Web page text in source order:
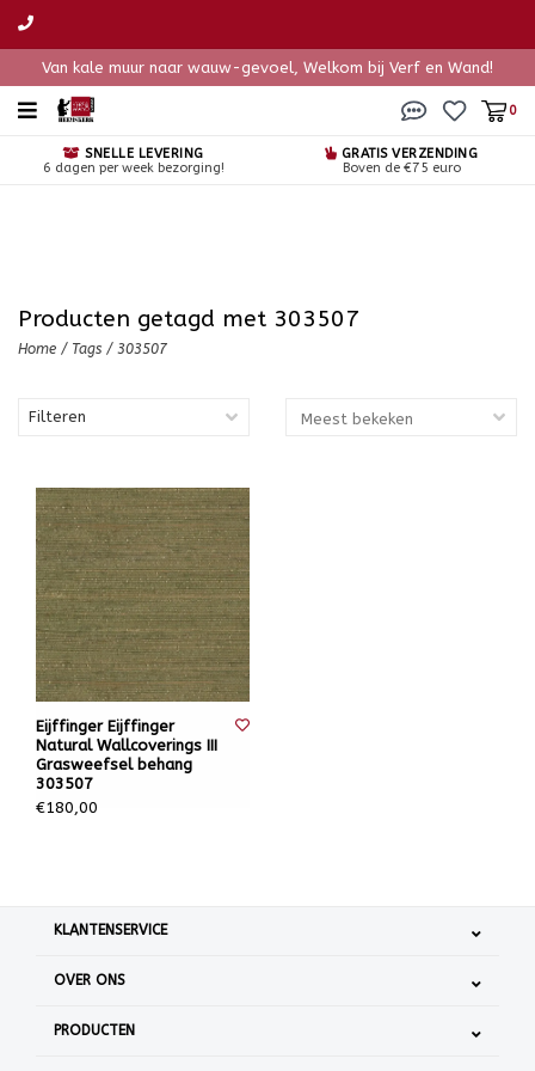
Van kale muur naar wauw-gevoel, Welkom bij Verf en Wand!
0
SNELLE LEVERING
6 dagen per week bezorging!
GRATIS VERZENDING
Boven de €75 euro
Producten getagd met 303507
Home / Tags / 303507
Filteren
Eijffinger Eijffinger
Natural Wallcoverings III
Grasweefsel behang
303507
€180,00
KLANTENSERVICE
OVER ONS
PRODUCTEN